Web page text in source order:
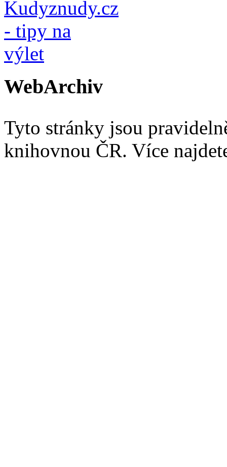
WebArchiv
Tyto stránky jsou
knihovnou ČR. Více